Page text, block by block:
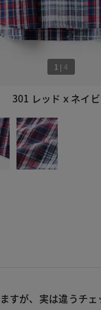
301 レッドｘネイ
1 | 4
すが、実は違うチ